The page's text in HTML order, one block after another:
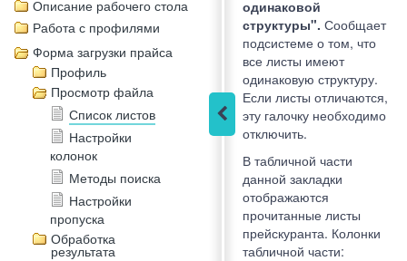
Описание рабочего стола
Работа с профилями
Форма загрузки прайса
Профиль
Просмотр файла
Список листов
Настройки
колонок
Методы поиска
Настройки
пропуска
Обработка
результата
одинаковой
структуры". Сообщает
подсистеме о том, что
все листы имеют
одинаковую структуру.
Если листы отличаются,
эту галочку необходимо
отключить.
В табличной части
данной закладки
отображаются
прочитанные листы
прейскуранта. Колонки
табличной части: